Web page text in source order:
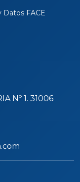
Datos FACE
Nº 1. 31006